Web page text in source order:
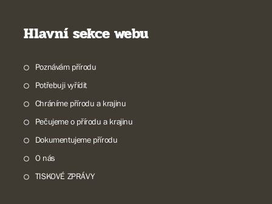
Hlavní sekce webu
Poznávám přírodu
Potřebuji vyřídit
Chráníme přírodu a krajinu
Pečujeme o přírodu a krajinu
Dokumentujeme přírodu
O nás
TISKOVÉ ZPRÁVY